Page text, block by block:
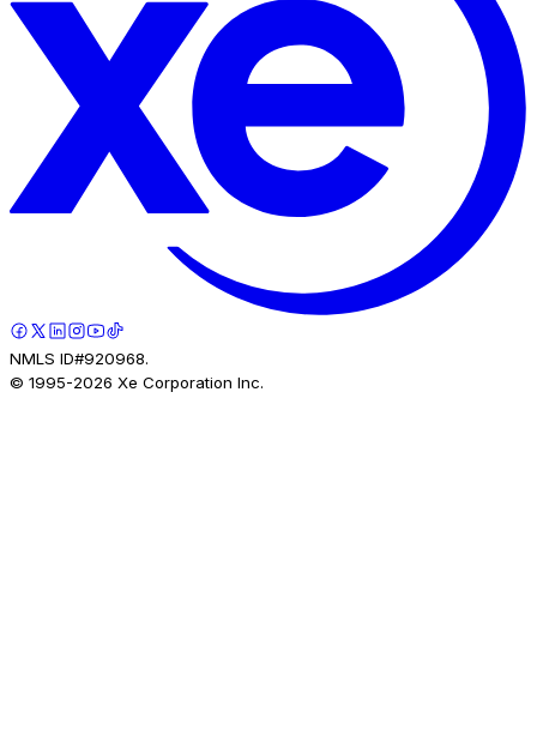
NMLS ID#920968.
© 1995-2026 Xe Corporation Inc.